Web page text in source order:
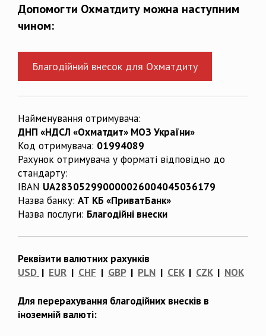
Допомогти Охматдиту можна наступним
чином:
Благодійний внесок для Охматдиту
Найменування отримувача:
ДНП «НДСЛ «Охматдит» МОЗ України»
Код отримувача: 01994089
Рахунок отримувача у форматі відповідно до
стандарту:
IBAN UA283052990000026004045036179
Назва банку: АТ КБ «ПриватБанк»
Назва послуги: Благодійні внески
Реквізити валютних рахунків
USD | EUR | CHF | GBP| PLN | CEK| CZK| NOK
Для перерахування благодійних внесків в
іноземній валюті: